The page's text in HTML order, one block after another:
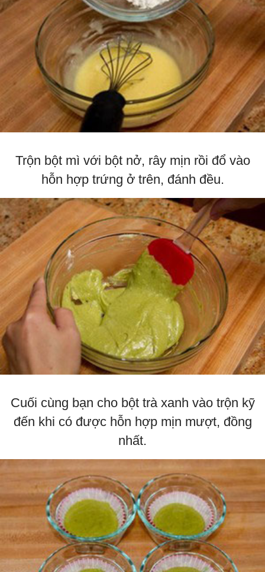
Trộn bột mì với bột nở, rây mịn rồi đổ vào
hỗn hợp trứng ở trên, đánh đều.
Cuối cùng bạn cho bột trà xanh vào trộn kỹ
đến khi có được hỗn hợp mịn mượt, đồng
nhất.